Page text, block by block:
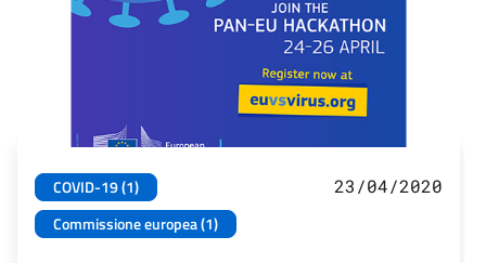
COVID-19 (1)
Commissione europea (1)
23/04/2020